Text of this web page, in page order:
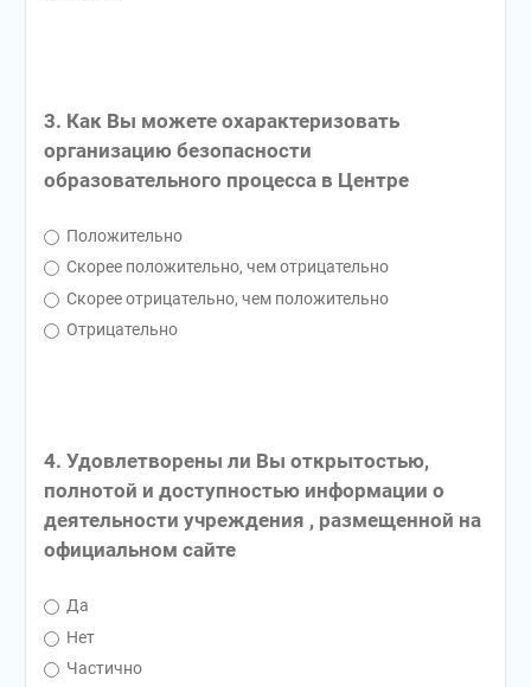
3. Как Вы можете охарактеризовать
организацию безопасности
образовательного процесса в Центре
Положительно
Скорее положительно, чем отрицательно
Скорее отрицательно, чем положительно
Отрицательно
4. Удовлетворены ли Вы открытостью,
полнотой и доступностью информации о
деятельности учреждения , размещенной на
официальном сайте
Да
Нет
Частично